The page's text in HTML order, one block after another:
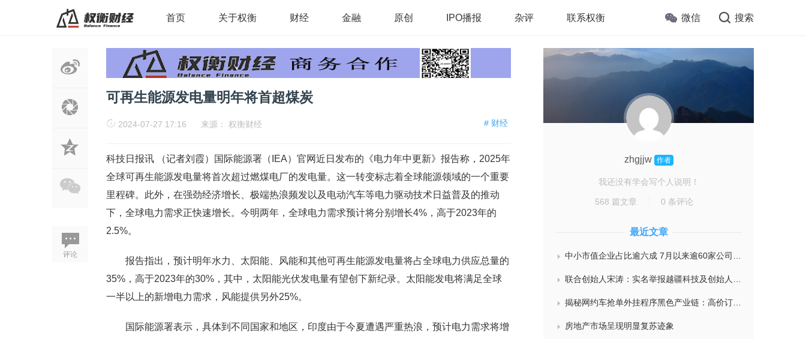
首页 关于权衡 财经 金融 原创 IPO播报 杂评 联系权衡 微信 搜索
评论
可再生能源发电量明年将首超煤炭
# 财经
2024-07-27 17:16 来源： 权衡财经
科技日报讯 （记者刘霞）国际能源署（IEA）官网近日发布的《电力年中更新》报告称，2025年
全球可再生能源发电量将首次超过燃煤电厂的发电量。这一转变标志着全球能源领域的一个重要
里程碑。此外，在强劲经济增长、极端热浪频发以及电动汽车等电力驱动技术日益普及的推动
下，全球电力需求正快速增长。今明两年，全球电力需求预计将分别增长4%，高于2023年的
2.5%。
报告指出，预计明年水力、太阳能、风能和其他可再生能源发电量将占全球电力供应总量的
35%，高于2023年的30%，其中，太阳能光伏发电量有望创下新纪录。太阳能发电将满足全球
一半以上的新增电力需求，风能提供另外25%。
国际能源署表示，具体到不同国家和地区，印度由于今夏遭遇严重热浪，预计电力需求将增
zhgjjw 作者
我还没有学会写个人说明！
568 篇文章 0 条评论
最近文章
中小市值企业占比逾六成 7月以来逾60家公司发布股份回购预案
联合创始人宋涛：实名举报越疆科技及创始人刘培超在A股招股说明书存在重大股权瑕疵及隐瞒
揭秘网约车抢单外挂程序黑色产业链：高价订单秒光背后是“神器”作祟
房地产市场呈现明显复苏迹象